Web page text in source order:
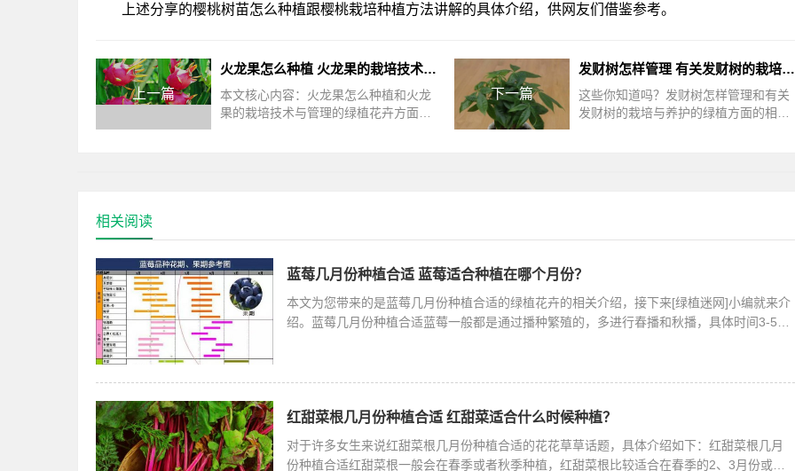
上述分享的樱桃树苗怎么种植跟樱桃栽培种植方法讲解的具体介绍，供网友们借鉴参考。
上一篇
火龙果怎么种植 火龙果的栽培技术与管理
本文核心内容：火龙果怎么种植和火龙
果的栽培技术与管理的绿植花卉方面的
下一篇
发财树怎样管理 有关发财树的栽培与养护
这些你知道吗？发财树怎样管理和有关
发财树的栽培与养护的绿植方面的相关
相关阅读
蓝莓几月份种植合适 蓝莓适合种植在哪个月份？
本文为您带来的是蓝莓几月份种植合适的绿植花卉的相关介绍，接下来[绿植迷网]小编就来介
绍。蓝莓几月份种植合适蓝莓一般都是通过播种繁殖的，多进行春播和秋播，具体时间3-5月
红甜菜根几月份种植合适 红甜菜适合什么时候种植？
对于许多女生来说红甜菜根几月份种植合适的花花草草话题，具体介绍如下：红甜菜根几月
份种植合适红甜菜根一般会在春季或者秋季种植，红甜菜根比较适合在春季的2、3月份或夏